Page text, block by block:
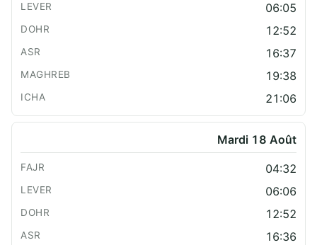
06:05
12:52
16:37
19:38
21:06
Mardi 18 Août
04:32
06:06
12:52
16:36